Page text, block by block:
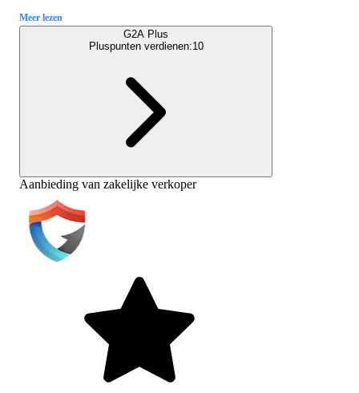
Meer lezen
G2A Plus
Pluspunten verdienen:10
Aanbieding van zakelijke verkoper